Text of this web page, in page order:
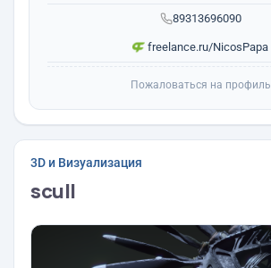
89313696090
freelance.ru/NicosPapa
Пожаловаться на профиль
3D и Визуализация
scull